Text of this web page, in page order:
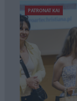
PATRONAT KAI